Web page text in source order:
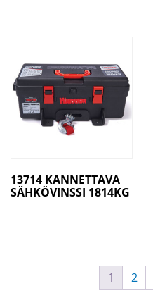
13714 KANNETTAVA
SÄHKÖVINSSI 1814KG
1 2